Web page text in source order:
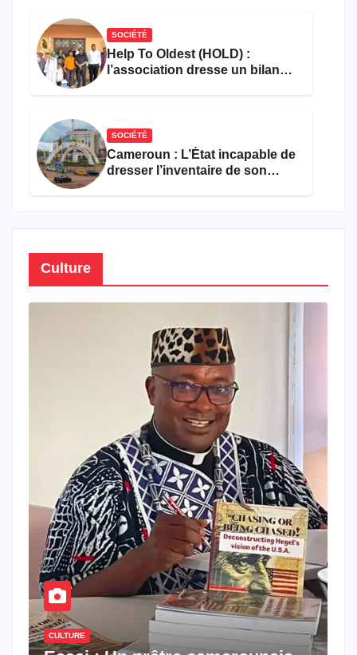
SOCIÉTÉ
Help To Oldest (HOLD) :
l’association dresse un bilan
SOCIÉTÉ
Cameroun : L’État incapable de
dresser l’inventaire de son
Culture
CULTURE